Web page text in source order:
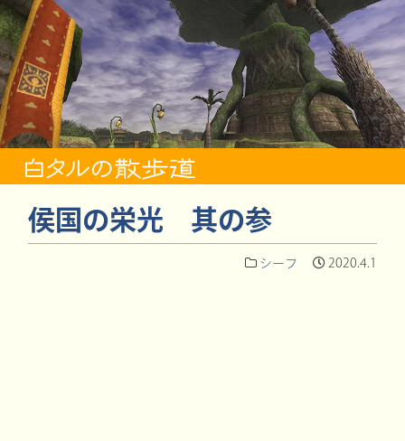
侯国の栄光 其の参
シーフ 2020.4.1